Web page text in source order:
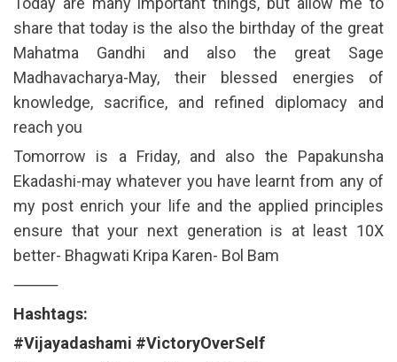
share that today is the also the birthday of the great
Mahatma Gandhi and also the great Sage
Madhavacharya-May, their blessed energies of
knowledge, sacrifice, and refined diplomacy and
reach you
Tomorrow is a Friday, and also the Papakunsha
Ekadashi-may whatever you have learnt from any of
my post enrich your life and the applied principles
ensure that your next generation is at least 10X
better- Bhagwati Kripa Karen- Bol Bam
⸻
Hashtags:
#Vijayadashami #VictoryOverSelf